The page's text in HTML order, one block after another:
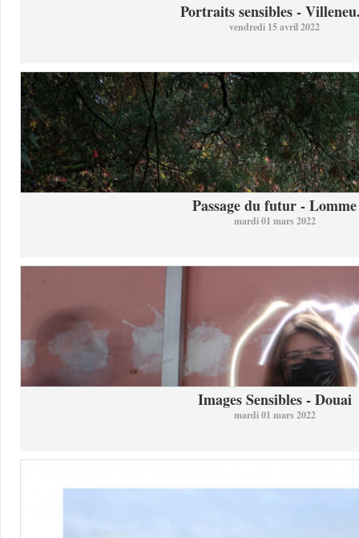
Portraits sensibles -
vendredi 15 avril 2022
Passage du futur - Lomme
mardi 01 mars 2022
Images Sensibles - Douai
mardi 01 mars 2022